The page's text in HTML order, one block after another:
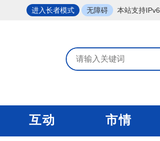
进入长者模式 无障碍 本站支持IPv6
互动 市情